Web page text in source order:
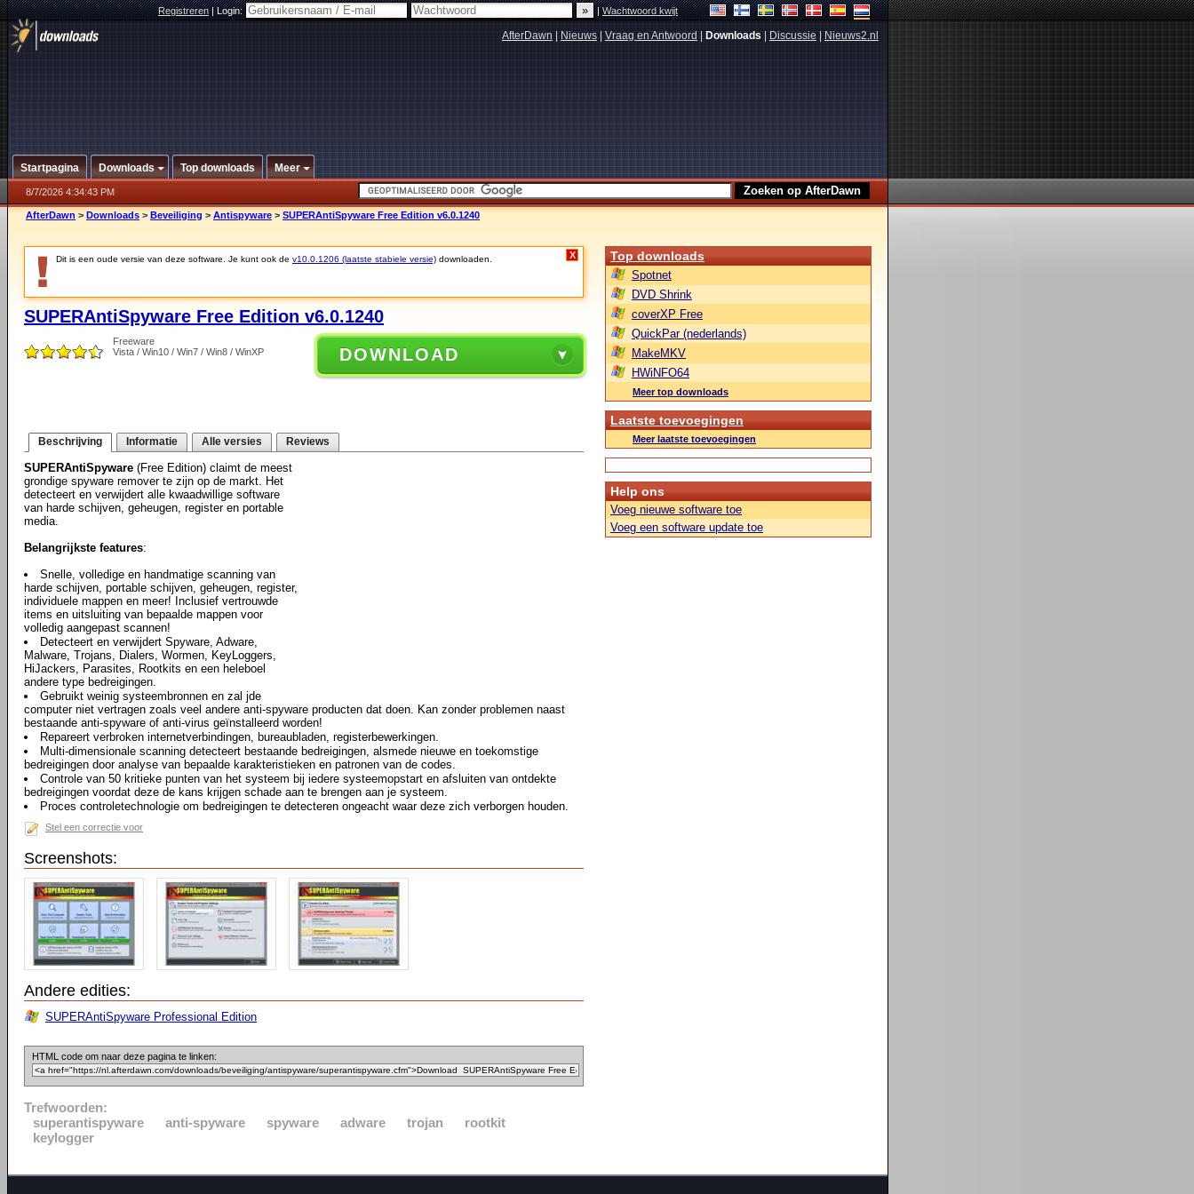
Registreren|Login: |Wachtwoord kwijt
AfterDawn Nieuws Vraag en Antwoord Downloads Discussie Nieuws2.nl
Startpagina Downloads Top downloads Meer
8/7/2026 4:34:43 PM
AfterDawn > Downloads > Beveiliging > Antispyware > SUPERAntiSpyware Free Edition v6.0.1240
Dit is een oude versie van deze software. Je kunt ook de v10.0.1206 (laatste stabiele versie) downloaden. X
SUPERAntiSpyware Free Edition v6.0.1240
Freeware
Vista / Win10 / Win7 / Win8 / WinXP
DOWNLOAD
Beschrijving Informatie Alle versies Reviews
SUPERAntiSpyware (Free Edition) claimt de meest
grondige spyware remover te zijn op de markt. Het
detecteert en verwijdert alle kwaadwillige software
van harde schijven, geheugen, register en portable
media.
Belangrijkste features:
Snelle, volledige en handmatige scanning van
harde schijven, portable schijven, geheugen, register,
individuele mappen en meer! Inclusief vertrouwde
items en uitsluiting van bepaalde mappen voor
volledig aangepast scannen!
Detecteert en verwijdert Spyware, Adware,
Malware, Trojans, Dialers, Wormen, KeyLoggers,
HiJackers, Parasites, Rootkits en een heleboel
andere type bedreigingen.
Gebruikt weinig systeembronnen en zal jde
computer niet vertragen zoals veel andere anti-spyware producten dat doen. Kan zonder problemen naast
bestaande anti-spyware of anti-virus geïnstalleerd worden!
Repareert verbroken internetverbindingen, bureaubladen, registerbewerkingen.
Multi-dimensionale scanning detecteert bestaande bedreigingen, alsmede nieuwe en toekomstige
bedreigingen door analyse van bepaalde karakteristieken en patronen van de codes.
Controle van 50 kritieke punten van het systeem bij iedere systeemopstart en afsluiten van ontdekte
bedreigingen voordat deze de kans krijgen schade aan te brengen aan je systeem.
Proces controletechnologie om bedreigingen te detecteren ongeacht waar deze zich verborgen houden.
Stel een correctie voor
Screenshots:
Andere edities:
SUPERAntiSpyware Professional Edition
HTML code om naar deze pagina te linken:
Trefwoorden:
superantispyware
anti-spyware spyware adware trojan
rootkit
keylogger
Top downloads
Spotnet
DVD Shrink
coverXP Free
QuickPar (nederlands)
MakeMKV
HWiNFO64
Meer top downloads
Laatste toevoegingen
Meer laatste toevoegingen
Help ons
Voeg nieuwe software toe
Voeg een software update toe